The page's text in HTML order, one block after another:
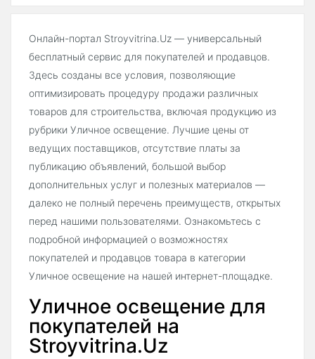
Онлайн-портал Stroyvitrina.Uz — универсальный
бесплатный сервис для покупателей и продавцов.
Здесь созданы все условия, позволяющие
оптимизировать процедуру продажи различных
товаров для строительства, включая продукцию из
рубрики Уличное освещение. Лучшие цены от
ведущих поставщиков, отсутствие платы за
публикацию объявлений, большой выбор
дополнительных услуг и полезных материалов —
далеко не полный перечень преимуществ, открытых
перед нашими пользователями. Ознакомьтесь с
подробной информацией о возможностях
покупателей и продавцов товара в категории
Уличное освещение на нашей интернет-площадке.
Уличное освещение для
покупателей на
Stroyvitrina.Uz